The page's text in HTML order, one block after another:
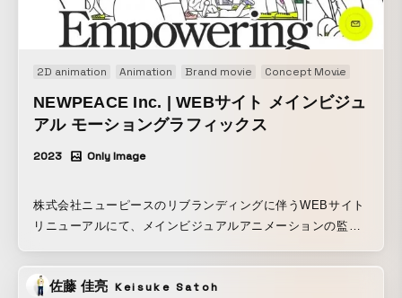
2D animation Animation Brand movie Concept Movie
NEWPEACE Inc. | WEBサイト メインビジュ
アル モーショングラフィックス
2023 Only Image
株式会社ニューピースのリブランディングに伴うWEBサイト
リニューアルにて、メインビジュアルアニメーションの監督
ィックス）を担当いたしました。 企業やブランド、社会の多
様な課題をクリエイティビティで解決するビジョニングカン
佐藤 佳亮 Keisuke Satoh